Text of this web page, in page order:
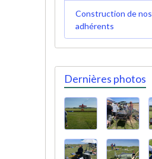
Construction de nos
adhérents
Dernières photos